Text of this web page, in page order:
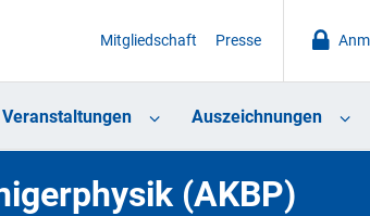
Mitgliedschaft Presse
Veranstaltungen Auszeichnungen
(AKBP)